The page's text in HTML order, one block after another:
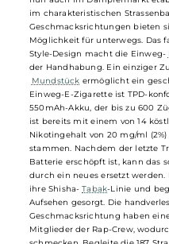
187
Quelle
Die187 Strassenbandehat
Aromenbereits einen
nun auch im
im charakteristischen
Geschmacksrichtungen
Möglichkeit für unterwegs.
Style-Design macht die
der Handhabung. Ein
Mundstückermöglicht ein
Einweg-E-Zigarette ist
550mAh-Akku, der bis zu
ist bereits mit einem von 14